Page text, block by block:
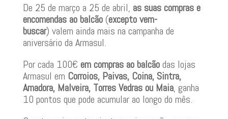
De 25 de março a 25 de abril, as suas compras e
encomendas ao balcão (excepto vem-
buscar) valem ainda mais na campanha de
aniversário da Armasul.
Por cada 100€ em compras ao balcão das lojas
Armasul em Corroios, Paivas, Coina, Sintra,
Amadora, Malveira, Torres Vedras ou Maia, ganha
10 pontos que pode acumular ao longo do mês.